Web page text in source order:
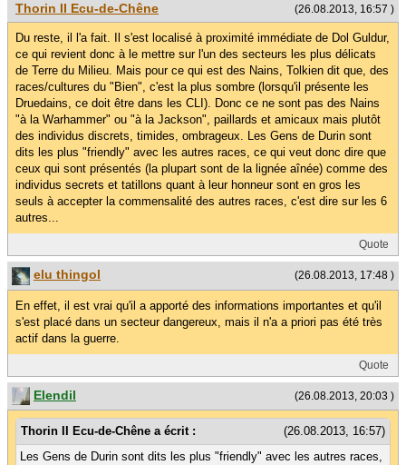
(26.08.2013, 16:57 )
Thorin II Ecu-de-Chêne
Du reste, il l'a fait. Il s'est localisé à proximité immédiate de Dol Guldur,
ce qui revient donc à le mettre sur l'un des secteurs les plus délicats
de Terre du Milieu. Mais pour ce qui est des Nains, Tolkien dit que, des
races/cultures du "Bien", c'est la plus sombre (lorsqu'il présente les
Druedains, ce doit être dans les CLI). Donc ce ne sont pas des Nains
"à la Warhammer" ou "à la Jackson", paillards et amicaux mais plutôt
des individus discrets, timides, ombrageux. Les Gens de Durin sont
dits les plus "friendly" avec les autres races, ce qui veut donc dire que
ceux qui sont présentés (la plupart sont de la lignée aînée) comme des
individus secrets et tatillons quant à leur honneur sont en gros les
seuls à accepter la commensalité des autres races, c'est dire sur les 6
autres...
Quote
(26.08.2013, 17:48 )
elu thingol
En effet, il est vrai qu'il a apporté des informations importantes et qu'il
s'est placé dans un secteur dangereux, mais il n'a a priori pas été très
actif dans la guerre.
Quote
(26.08.2013, 20:03 )
Elendil
(26.08.2013, 16:57)
Thorin II Ecu-de-Chêne a écrit :
Les Gens de Durin sont dits les plus "friendly" avec les autres races,